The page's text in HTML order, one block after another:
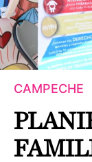
CAMPECHE